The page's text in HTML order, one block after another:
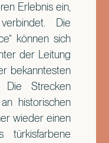
Erlebnis ein,
Die
können sich
der Leitung
bekanntesten
Die Strecken
historischen
wieder einen
türkisfarbene